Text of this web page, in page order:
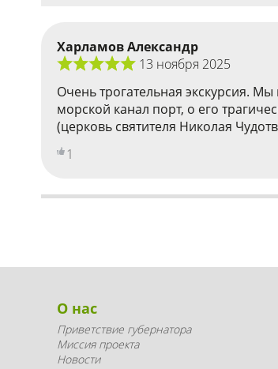
Харламов Александр
13 ноября 2025
Очень трогательная экскурсия.
морской канал порт, о его
(церковь святителя Николая
1
О нас
Приветствие губернатора
Миссия проекта
Новости